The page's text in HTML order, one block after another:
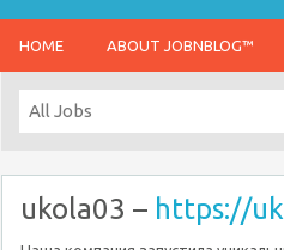
HOME ABOUT JOBNBLOG™
ukola03 – https://